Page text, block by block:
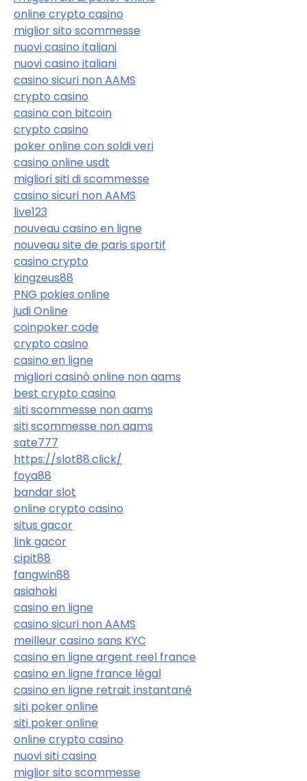
online crypto casino
miglior sito scommesse
nuovi casino italiani
nuovi casino italiani
casino sicuri non AAMS
crypto casino
casino con bitcoin
crypto casino
poker online con soldi veri
casino online usdt
migliori siti di scommesse
casino sicuri non AAMS
live123
nouveau casino en ligne
nouveau site de paris sportif
casino crypto
kingzeus88
PNG pokies online
judi Online
coinpoker code
crypto casino
casino en ligne
migliori casinò online non aams
best crypto casino
siti scommesse non aams
siti scommesse non aams
sate777
https://slot88.click/
foya88
bandar slot
online crypto casino
situs gacor
link gacor
cipit88
fangwin88
asiahoki
casino en ligne
casino sicuri non AAMS
meilleur casino sans KYC
casino en ligne argent reel france
casino en ligne france légal
casino en ligne retrait instantané
siti poker online
siti poker online
online crypto casino
nuovi siti casino
miglior sito scommesse